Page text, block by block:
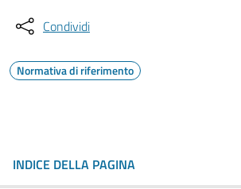
Condividi
Normativa di riferimento
INDICE DELLA PAGINA